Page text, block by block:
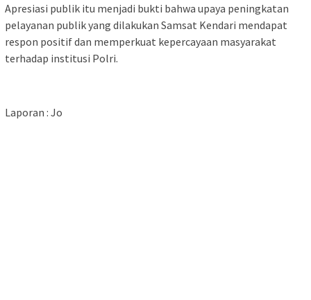
Apresiasi publik itu menjadi bukti bahwa upaya peningkatan
pelayanan publik yang dilakukan Samsat Kendari mendapat
respon positif dan memperkuat kepercayaan masyarakat
terhadap institusi Polri.
Laporan : Jo